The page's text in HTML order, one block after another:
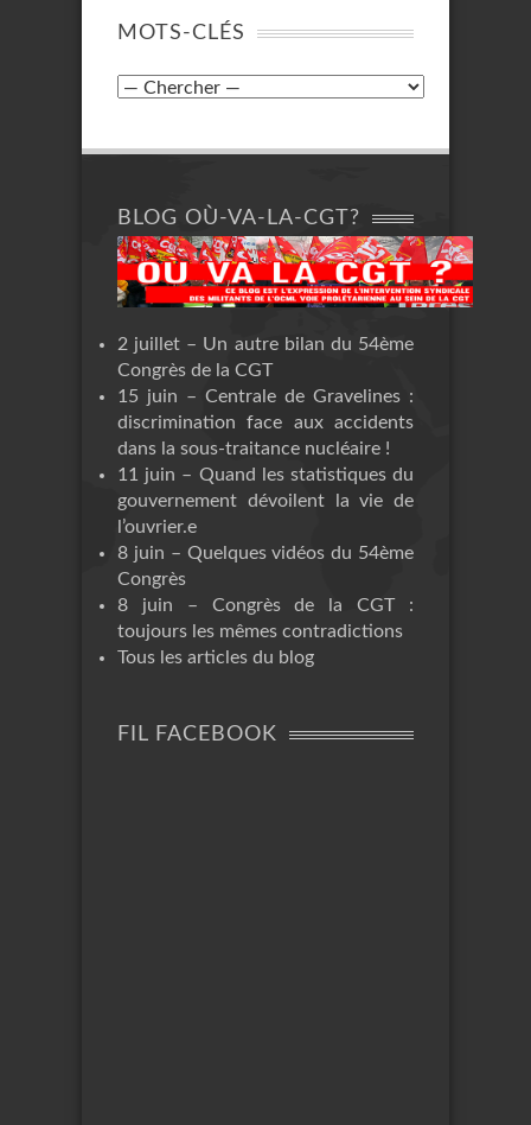
MOTS-CLÉS
BLOG OÙ-VA-LA-CGT?
2 juillet – Un autre bilan du 54ème
Congrès de la CGT
15 juin – Centrale de Gravelines :
discrimination face aux accidents
dans la sous-traitance nucléaire !
11 juin – Quand les statistiques du
gouvernement dévoilent la vie de
l’ouvrier.e
8 juin – Quelques vidéos du 54ème
Congrès
8 juin – Congrès de la CGT :
toujours les mêmes contradictions
Tous les articles du blog
FIL FACEBOOK